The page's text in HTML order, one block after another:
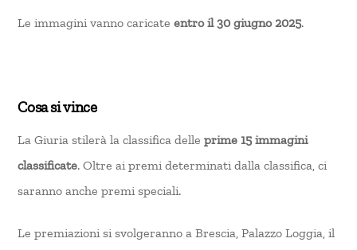
Le immagini vanno caricateentro il 30 giugno 2025.
Cosa si vince
La Giuria stilerà la classifica delleprime 15 immagini
classificate. Oltre ai premi determinati dalla classifica, ci
saranno anche premi speciali.
Le premiazioni si svolgeranno a Brescia, Palazzo Loggia, il